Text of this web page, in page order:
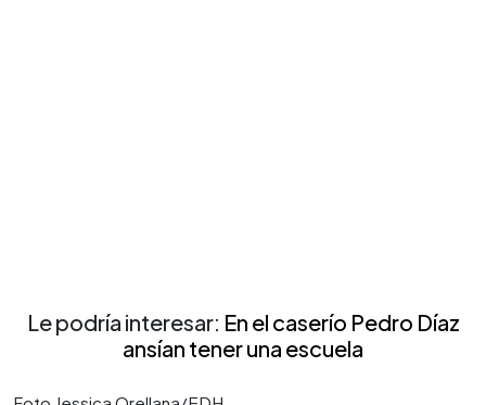
Le podría interesar: En el caserío Pedro Díaz
ansían tener una escuela